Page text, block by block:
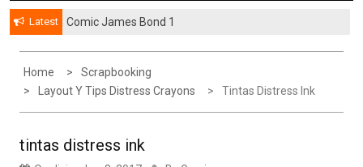
Latest Comic James Bond 1
Home
Scrapbooking
Layout Y Tips Distress Crayons
Tintas Distress Ink
tintas distress ink